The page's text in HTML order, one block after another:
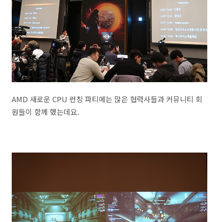
AMD 새로운 CPU 런칭 파티에는 많은 협력사들과 커뮤니티 회
원들이 함께 했는데요.